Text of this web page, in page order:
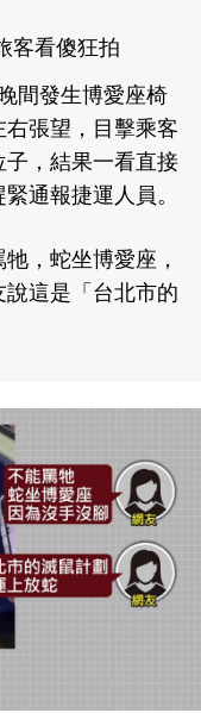
客看傻狂拍
間發生博愛座椅
張望，目擊乘客
，結果一看直接
通報捷運人員。
，蛇坐博愛座，
這是「台北市的